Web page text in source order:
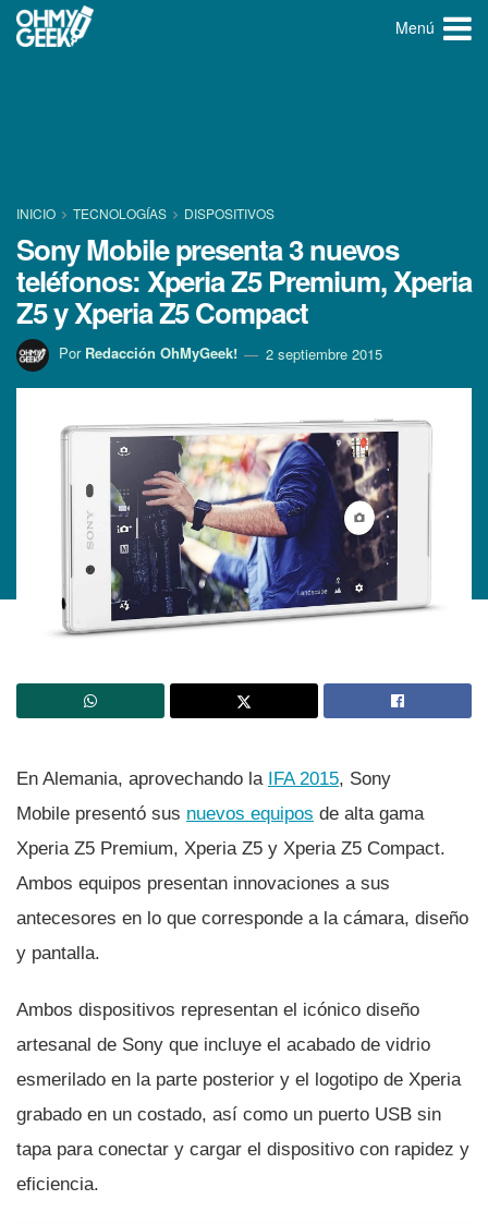
Menú
INICIO TECNOLOGÍ­AS DISPOSITIVOS
Sony Mobile presenta 3 nuevos
teléfonos: Xperia Z5 Premium, Xperia
Z5 y Xperia Z5 Compact
Por Redacción OhMyGeek! 2 septiembre 2015
En Alemania, aprovechando la IFA 2015, Sony
Mobile presentó sus nuevos equipos de alta gama
Xperia Z5 Premium, Xperia Z5 y Xperia Z5 Compact.
Ambos equipos presentan innovaciones a sus
antecesores en lo que corresponde a la cámara, diseño
y pantalla.
Ambos dispositivos representan el icónico diseño
artesanal de Sony que incluye el acabado de vidrio
esmerilado en la parte posterior y el logotipo de Xperia
grabado en un costado, así­ como un puerto USB sin
tapa para conectar y cargar el dispositivo con rapidez y
eficiencia.